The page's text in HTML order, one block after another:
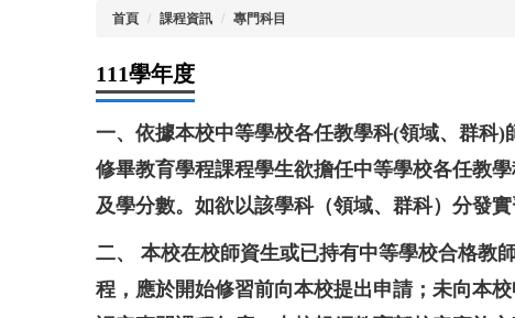
首頁 課程資訊 專門科目
111學年度
一、依據本校中等學校各任教學科(領域、群科
修畢教育學程課程學生欲擔任中等學校各任教
及學分數。如欲以該學科（領域、群科）分發
二、 本校在校師資生或已持有中等學校合格教
程，應於開始修習前向本校提出申請；未向本